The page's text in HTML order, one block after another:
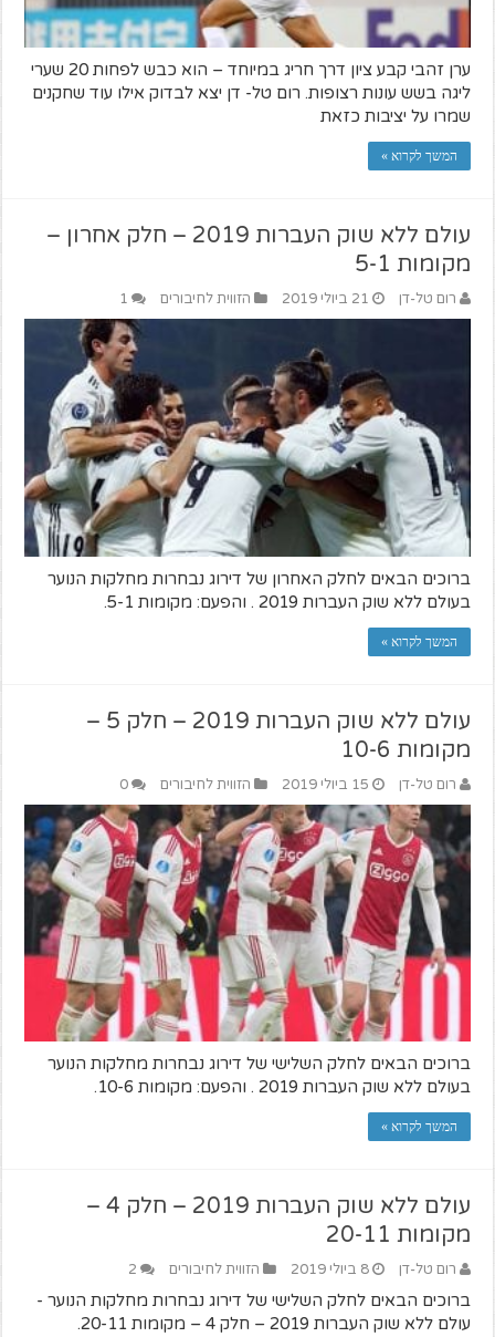
ערן זהבי קבע ציון דרך חריג במיוחד – הוא כבש לפחות 20 שערי
ליגה בשש עונות רצופות. רום טל- דן יצא לבדוק אילו עוד שחקנים
שמרו על יציבות כזאת
המשך לקרוא »
עולם ללא שוק העברות 2019 – חלק אחרון –
מקומות 5-1
רום טל-דן 21 ביולי 2019 הזווית לחיבורים 1
ברוכים הבאים לחלק האחרון של דירוג נבחרות מחלקות הנוער
בעולם ללא שוק העברות 2019 . והפעם: מקומות 5-1.
המשך לקרוא »
עולם ללא שוק העברות 2019 – חלק 5 –
מקומות 10-6
רום טל-דן 15 ביולי 2019 הזווית לחיבורים 0
ברוכים הבאים לחלק השלישי של דירוג נבחרות מחלקות הנוער
בעולם ללא שוק העברות 2019 . והפעם: מקומות 10-6.
המשך לקרוא »
עולם ללא שוק העברות 2019 – חלק 4 –
מקומות 20-11
רום טל-דן 8 ביולי 2019 הזווית לחיבורים 2
ברוכים הבאים לחלק השלישי של דירוג נבחרות מחלקות הנוער -
עולם ללא שוק העברות 2019 – חלק 4 – מקומות 20-11.